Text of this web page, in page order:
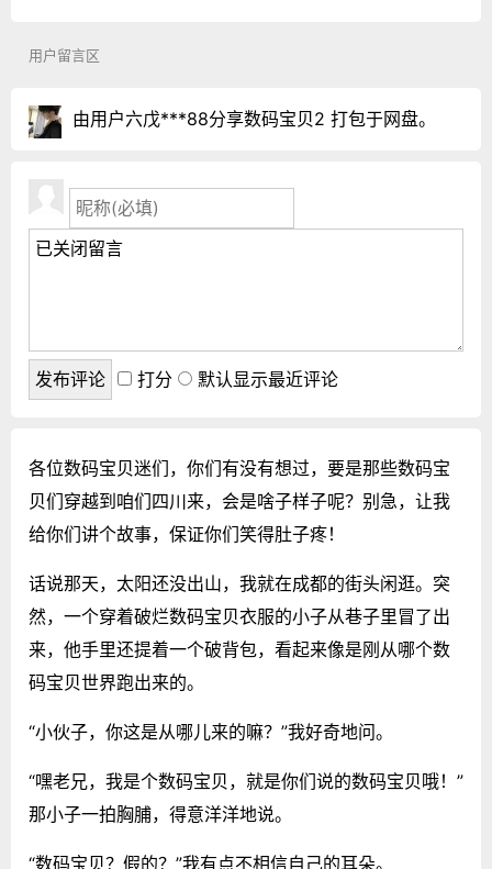
用户留言区
由用户六戊***88分享数码宝贝2 打包于网盘。
打分 默认显示最近评论
各位数码宝贝迷们，你们有没有想过，要是那些数码宝
贝们穿越到咱们四川来，会是啥子样子呢？别急，让我
给你们讲个故事，保证你们笑得肚子疼！
话说那天，太阳还没出山，我就在成都的街头闲逛。突
然，一个穿着破烂数码宝贝衣服的小子从巷子里冒了出
来，他手里还提着一个破背包，看起来像是刚从哪个数
码宝贝世界跑出来的。
“小伙子，你这是从哪儿来的嘛？”我好奇地问。
“嘿老兄，我是个数码宝贝，就是你们说的数码宝贝哦！”
那小子一拍胸脯，得意洋洋地说。
“数码宝贝？假的？”我有点不相信自己的耳朵。